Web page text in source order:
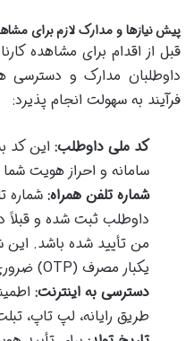
پیش نیازها و مدارک لازم برای
قبل از اقدام برای مشاهده
داوطلبان مدارک و دسترسی
فرآیند به سهولت انجام پذیرد:
کد ملی داوطلب: این کد
سامانه و احراز هویت
شماره تلفن همراه: شماره
داوطلب ثبت شده و قبلاً
من تأیید شده باشد. این
یکبار مصرف (OTP) ضروری است.
دسترسی به اینترنت:
طریق رایانه، لپ تاپ،